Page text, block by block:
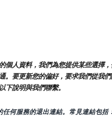
個人資料，我們為您提供某些選擇
。要更新您的偏好，要求我們從我
下說明與我們聯繫。
任何服務的退出連結。常見連結包括